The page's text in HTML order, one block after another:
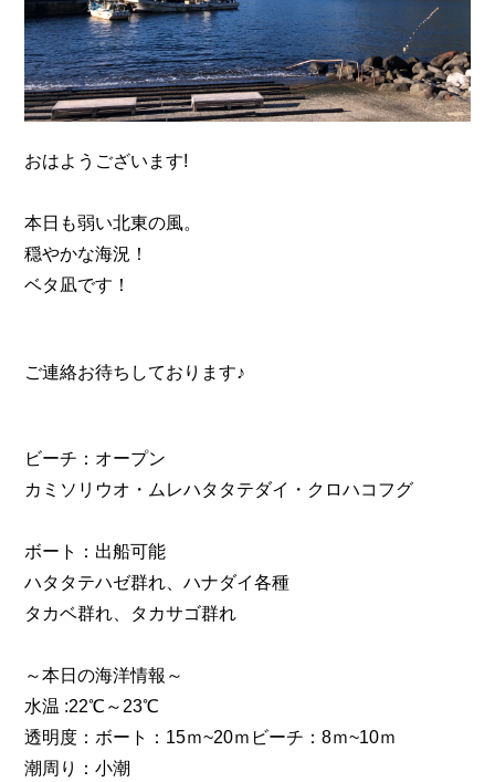
おはようございます!
本日も弱い北東の風。
穏やかな海況！
ベタ凪です！
ご連絡お待ちしております♪
ビーチ：オープン
カミソリウオ・ムレハタタテダイ・クロハコフグ
ボート：出船可能
ハタタテハゼ群れ、ハナダイ各種
タカベ群れ、タカサゴ群れ
～本日の海洋情報～
水温 :22℃～23℃
透明度：ボート：15ｍ~20ｍビーチ：8ｍ~10ｍ
潮周り：小潮